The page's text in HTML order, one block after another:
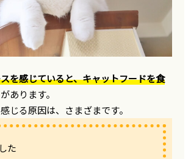
を感じていると、キャットフードを食
あります。
じる原因は、さまざまです。
た